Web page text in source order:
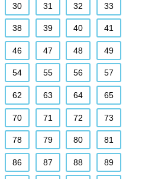
30 31 32 33
38 39 40 41
46 47 48 49
54 55 56 57
62 63 64 65
70 71 72 73
78 79 80 81
86 87 88 89